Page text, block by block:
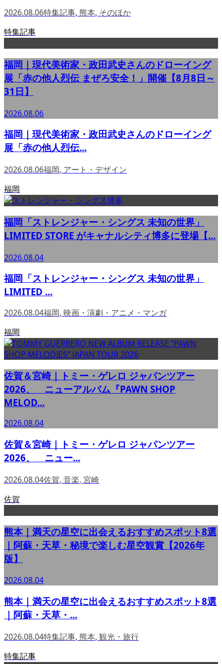
2026.08.06特集記事, 熊本, そのほか
特集記事
福岡｜現代美術家・政田武史さんのドローイング
展「赤の他人烈伝 まぜろ安全！」開催【8月8日～
31日】
2026.08.06
福岡｜現代美術家・政田武史さんのドローイング
展「赤の他人烈伝...
2026.08.06福岡, アート・デザイン
福岡
福岡「ストレンジャー・シングス 未知の世界」
LIMITED STORE がキャナルシティ博多に登場【...
2026.08.04
福岡「ストレンジャー・シングス 未知の世界」
LIMITED ...
2026.08.04福岡, 映画・演劇・アニメ・マンガ
福岡
佐賀＆宮崎｜トミー・ゲレロ ジャパンツアー
2026、 ニューアルバム『PAWN SHOP
MELOD...
2026.08.04
佐賀＆宮崎｜トミー・ゲレロ ジャパンツアー
2026、 ニュー...
2026.08.04佐賀, 音楽, 宮崎
佐賀
熊本｜満天の星空に出会えるおすすめスポット8選
｜阿蘇・天草・秘境で楽しむ星空観賞【2026年
版】
2026.08.04
熊本｜満天の星空に出会えるおすすめスポット8選
｜阿蘇・天草・...
2026.08.04特集記事, 熊本, 観光・旅行
特集記事